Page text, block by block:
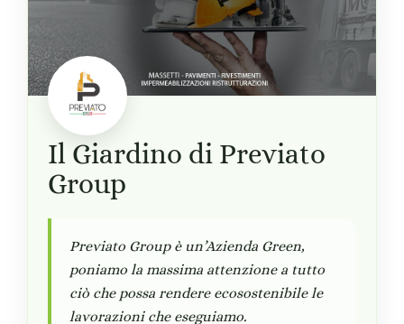
Il Giardino di Previato
Group
Previato Group è un’Azienda Green,
poniamo la massima attenzione a tutto
ciò che possa rendere ecosostenibile le
lavorazioni che eseguiamo.